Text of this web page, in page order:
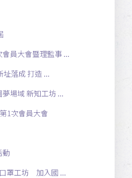
員大會暨理監事 ...
址落成 打造 ...
場域 新知工坊 ...
1次會員大會
動
罩工坊 加入國 ...